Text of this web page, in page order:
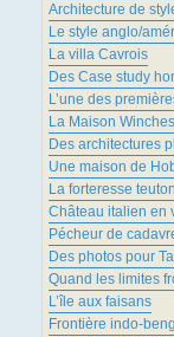
Architecture de
Le style anglo/
La villa Cavrois
Des Case study
L’une des
La Maison
Des architectures
Une maison de
La forteresse
Château italien en
Pécheur de
Des photos pour
Quand les limites
L’île aux faisans
Frontière indo-